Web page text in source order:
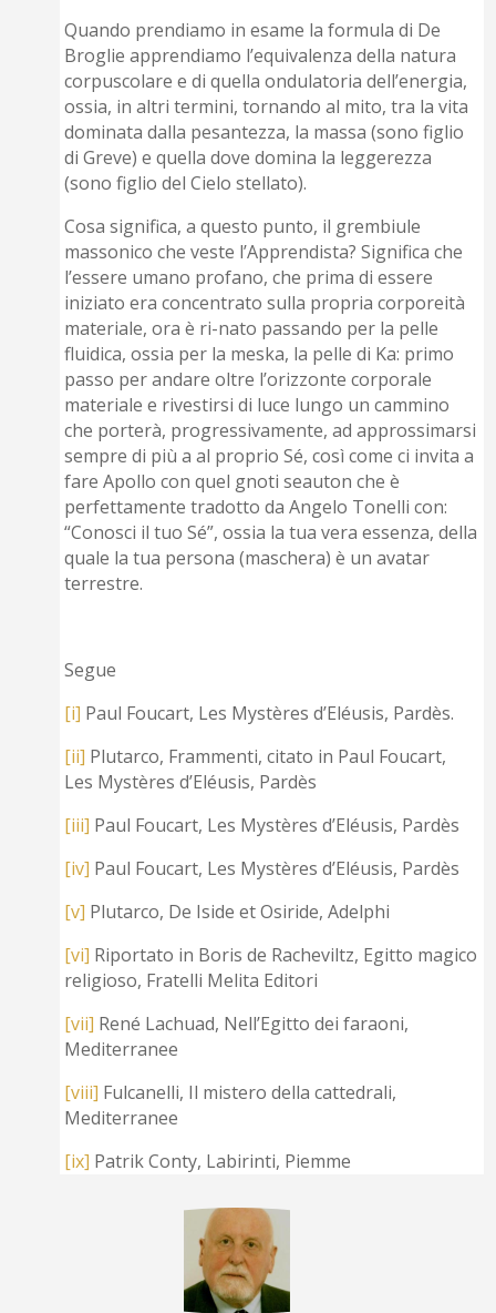
Quando prendiamo in esame la formula di De
Broglie apprendiamo l’equivalenza della natura
corpuscolare e di quella ondulatoria dell’energia,
ossia, in altri termini, tornando al mito, tra la vita
dominata dalla pesantezza, la massa (sono figlio
di Greve) e quella dove domina la leggerezza
(sono figlio del Cielo stellato).
Cosa significa, a questo punto, il grembiule
massonico che veste l’Apprendista? Significa che
l’essere umano profano, che prima di essere
iniziato era concentrato sulla propria corporeità
materiale, ora è ri-nato passando per la pelle
fluidica, ossia per la meska, la pelle di Ka: primo
passo per andare oltre l’orizzonte corporale
materiale e rivestirsi di luce lungo un cammino
che porterà, progressivamente, ad approssimarsi
sempre di più a al proprio Sé, così come ci invita a
fare Apollo con quel gnoti seauton che è
perfettamente tradotto da Angelo Tonelli con:
“Conosci il tuo Sé”, ossia la tua vera essenza, della
quale la tua persona (maschera) è un avatar
terrestre.
Segue
[i] Paul Foucart, Les Mystères d’Eléusis, Pardès.
[ii] Plutarco, Frammenti, citato in Paul Foucart,
Les Mystères d’Eléusis, Pardès
[iii] Paul Foucart, Les Mystères d’Eléusis, Pardès
[iv] Paul Foucart, Les Mystères d’Eléusis, Pardès
[v] Plutarco, De Iside et Osiride, Adelphi
[vi] Riportato in Boris de Racheviltz, Egitto magico
religioso, Fratelli Melita Editori
[vii] René Lachuad, Nell’Egitto dei faraoni,
Mediterranee
[viii] Fulcanelli, Il mistero della cattedrali,
Mediterranee
[ix] Patrik Conty, Labirinti, Piemme